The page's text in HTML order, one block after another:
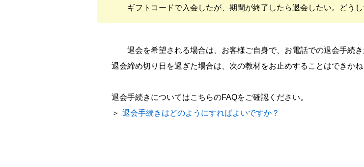
ギフトコードで入会したが、期間が終了したら退会したい。どう
退会を希望される場合は、お客様ご自身で、お電話での退会手続き
退会締め切り日を過ぎた場合は、次の教材をお止めすることはできかね
退会手続きについてはこちらのFAQをご確認ください。
＞ 退会手続きはどのようにすればよいですか？